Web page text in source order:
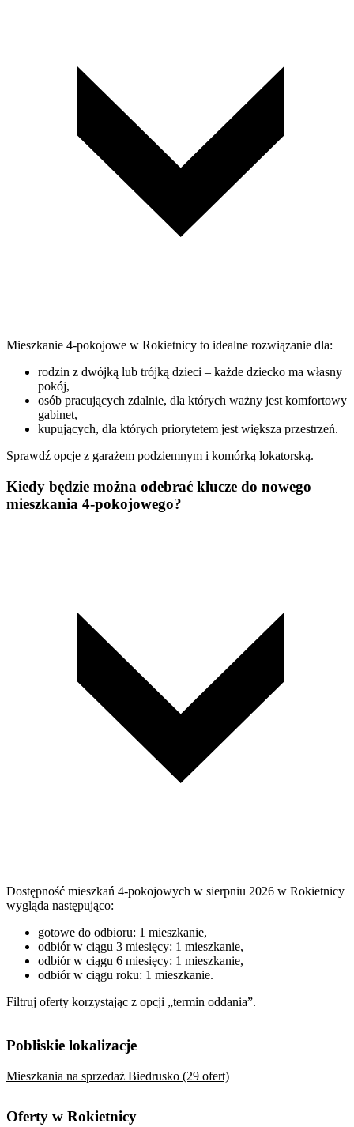
Mieszkanie 4-pokojowe w Rokietnicy to idealne rozwiązanie dla:
rodzin z dwójką lub trójką dzieci – każde dziecko ma własny
pokój,
osób pracujących zdalnie, dla których ważny jest komfortowy
gabinet,
kupujących, dla których priorytetem jest większa przestrzeń.
Sprawdź opcje z garażem podziemnym i komórką lokatorską.
Kiedy będzie można odebrać klucze do nowego
mieszkania 4-pokojowego?
Dostępność mieszkań 4-pokojowych w sierpniu 2026 w Rokietnicy
wygląda następująco:
gotowe do odbioru: 1 mieszkanie,
odbiór w ciągu 3 miesięcy: 1 mieszkanie,
odbiór w ciągu 6 miesięcy: 1 mieszkanie,
odbiór w ciągu roku: 1 mieszkanie.
Filtruj oferty korzystając z opcji „termin oddania”.
Pobliskie lokalizacje
Mieszkania na sprzedaż Biedrusko (29 ofert)
Oferty w Rokietnicy